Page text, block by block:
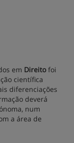
em Direito foi
científica
diferenciações
deverá
num
a área de